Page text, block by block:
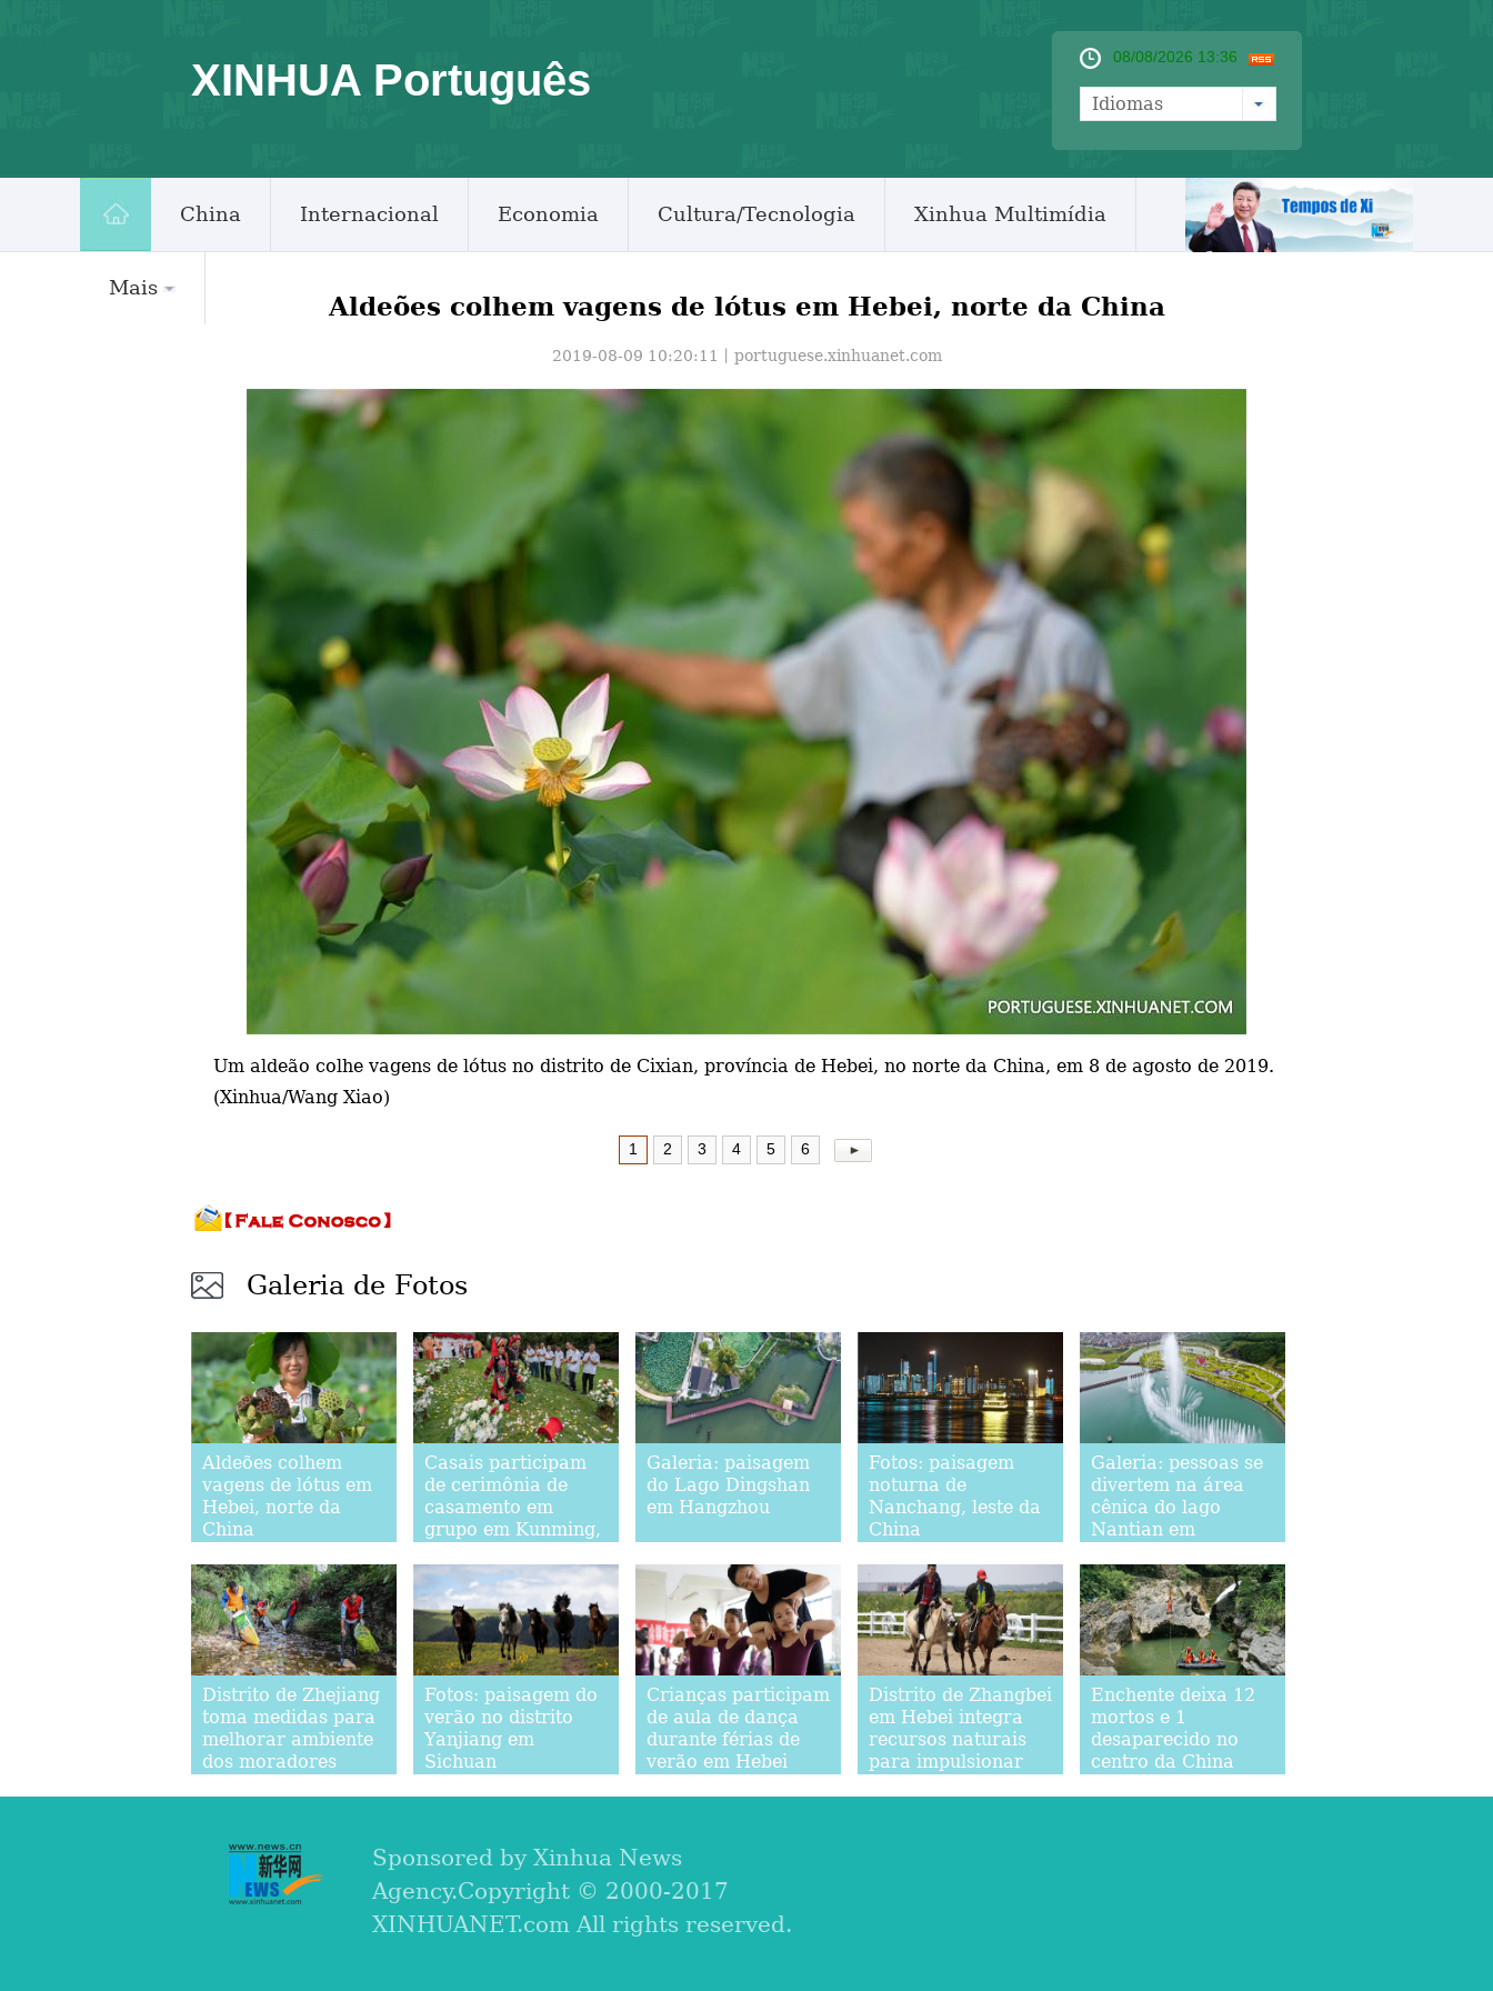
XINHUA Português 08/08/2026 13:36
Idiomas
China Internacional Economia Cultura/Tecnologia Xinhua Multimídia
Mais
Aldeões colhem vagens de lótus em Hebei, norte da China
2019-08-09 10:20:11丨 portuguese.xinhuanet.com
Um aldeão colhe vagens de lótus no distrito de Cixian, província de Hebei, no norte da China, em 8 de agosto de 2019.
(Xinhua/Wang Xiao)
1 2 3 4 5 6
Galeria de Fotos
Aldeões colhem
vagens de lótus em
Hebei, norte da
China
Casais participam
de cerimônia de
casamento em
grupo em Kunming,
Galeria: paisagem
do Lago Dingshan
em Hangzhou
Fotos: paisagem
noturna de
Nanchang, leste da
China
Galeria: pessoas se
divertem na área
cênica do lago
Nantian em
Distrito de Zhejiang
toma medidas para
melhorar ambiente
dos moradores
Fotos: paisagem do
verão no distrito
Yanjiang em
Sichuan
Crianças participam
de aula de dança
durante férias de
verão em Hebei
Distrito de Zhangbei
em Hebei integra
recursos naturais
para impulsionar
Enchente deixa 12
mortos e 1
desaparecido no
centro da China
Sponsored by Xinhua News
Agency.Copyright © 2000-2017
XINHUANET.com All rights reserved.